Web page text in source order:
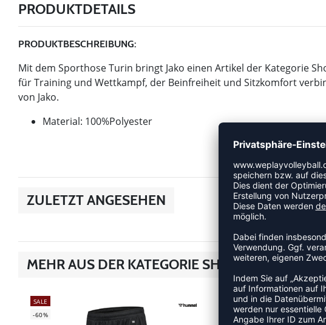
PRODUKTDETAILS
PRODUKTBESCHREIBUNG:
Mit dem Sporthose Turin bringt Jako einen Artikel der Kategorie
für Training und Wettkampf, der Beinfreiheit und Sitzkomfort
von Jako.
Material: 100%Polyester
ZULETZT ANGESEHEN
MEHR AUS DER KATEGORIE SHORTS
SALE
-60%
SALE
-35%